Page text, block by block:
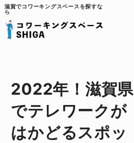
滋賀でコワーキングスペースを探すな
ら
2022年！滋賀県
でテレワークが
はかどるスポッ